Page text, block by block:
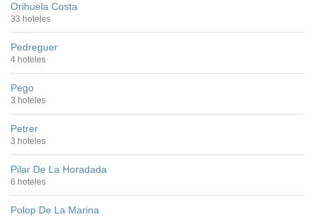
Orihuela Costa
33 hoteles
Pedreguer
4 hoteles
Pego
3 hoteles
Petrer
3 hoteles
Pilar De La Horadada
6 hoteles
Polop De La Marina